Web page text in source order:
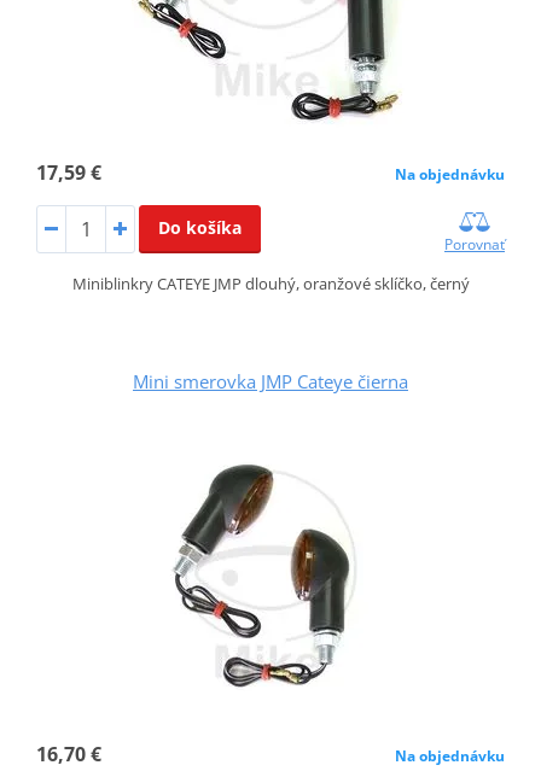
17,59 € Na objednávku
Do košíka
Porovnať
Miniblinkry CATEYE JMP dlouhý, oranžové sklíčko, černý
Mini smerovka JMP Cateye čierna
16,70 € Na objednávku